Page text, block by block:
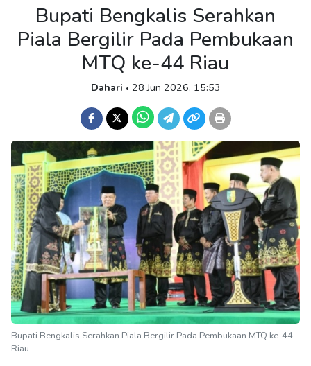
Bupati Bengkalis Serahkan
Piala Bergilir Pada Pembukaan
MTQ ke-44 Riau
Dahari • 28 Jun 2026, 15:53
Bupati Bengkalis Serahkan Piala Bergilir Pada Pembukaan MTQ ke-44
Riau